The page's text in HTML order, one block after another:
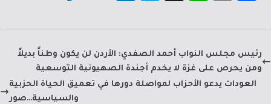
b
o
ok
sA
p
p
a
m
dI
n
رئيس مجلس النواب أحمد الصفدي: الأردن لن يكون وطناً بديلاً
ومن يحرص على غزة لا يخدم أجندة الصهيونية التوسعية
العودات يدعو الأحزاب لمواصلة دورها في تعميق الحياة الحزبية
والسياسية…صور